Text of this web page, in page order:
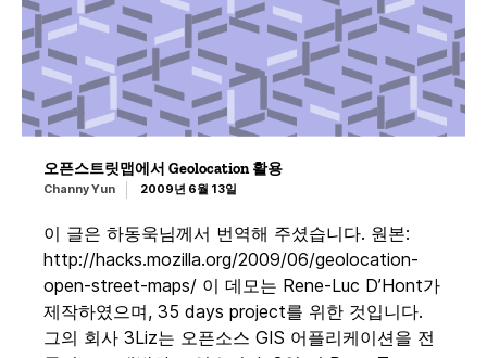
오픈스트릿맵에서 Geolocation 활용
Channy Yun 2009년 6월 13일
이 글은 하동욱님께서 번역해 주셨습니다. 원본:
http://hacks.mozilla.org/2009/06/geolocation-
open-street-maps/ 이 데모는 Rene-Luc D’Hont가
제작하였으며, 35 days project를 위한 것입니다.
그의 회사 3Liz는 오픈소스 GIS 어플리케이션을 전